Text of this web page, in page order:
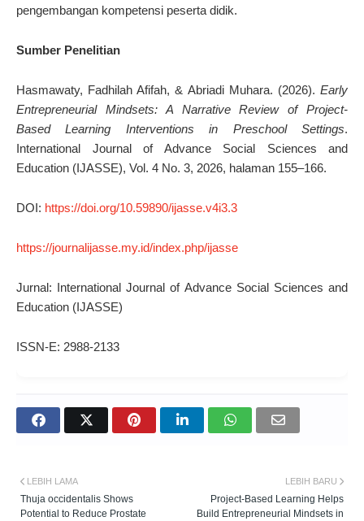
pengembangan kompetensi peserta didik.
Sumber Penelitian
Hasmawaty, Fadhilah Afifah, & Abriadi Muhara. (2026). Early
Entrepreneurial Mindsets: A Narrative Review of Project-
Based Learning Interventions in Preschool Settings.
International Journal of Advance Social Sciences and
Education (IJASSE), Vol. 4 No. 3, 2026, halaman 155–166.
DOI: https://doi.org/10.59890/ijasse.v4i3.3
https://journalijasse.my.id/index.php/ijasse
Jurnal: International Journal of Advance Social Sciences and
Education (IJASSE)
ISSN-E: 2988-2133
LEBIH BARU
Project-Based Learning Helps
Build Entrepreneurial Mindsets in
LEBIH LAMA
Thuja occidentalis Shows
Potential to Reduce Prostate